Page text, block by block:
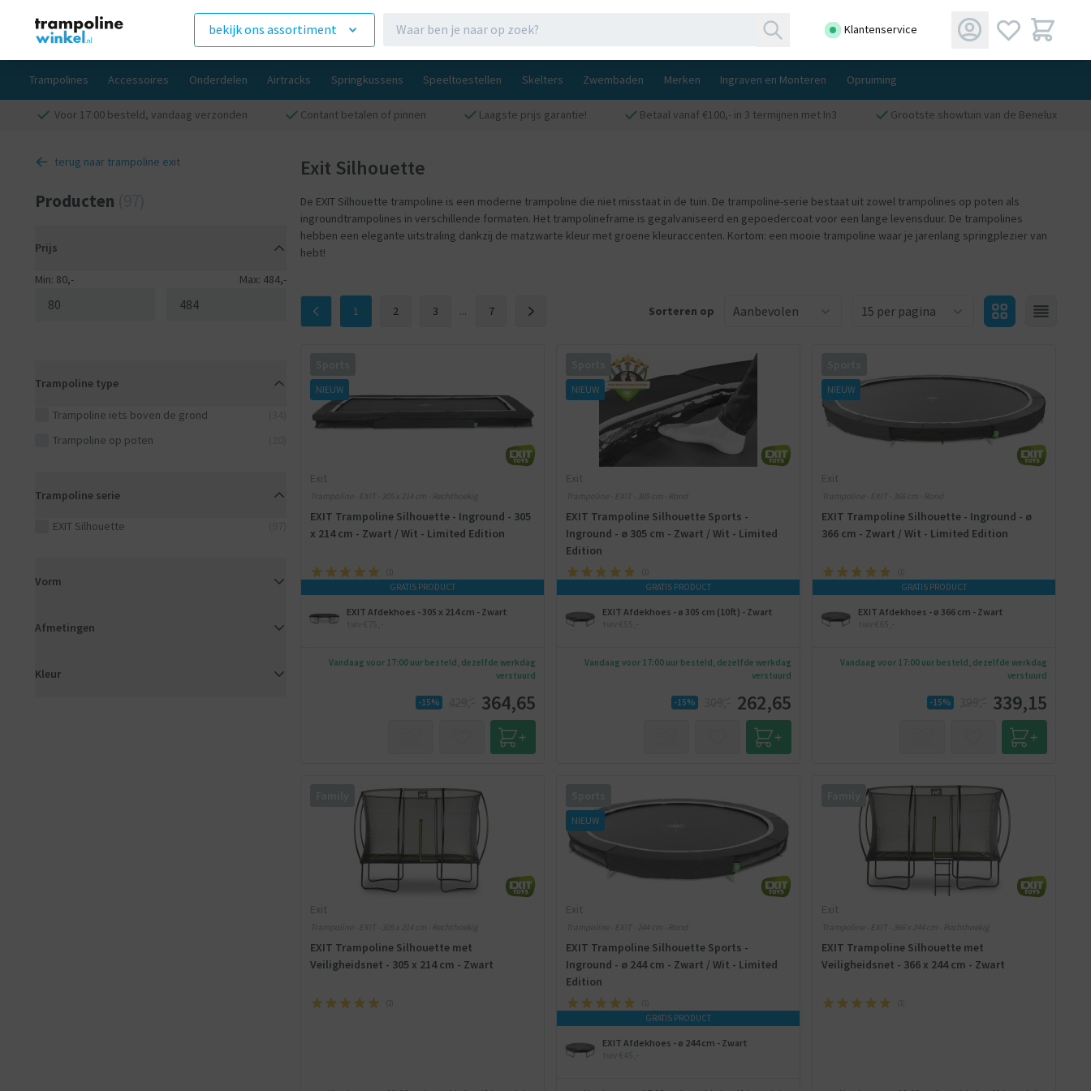
bekijk ons assortiment Klantenservice
Trampolines Accessoires Onderdelen Airtracks Springkussens Speeltoestellen Skelters Zwembaden Merken Ingraven en Monteren Opruiming
Voor 17:00 besteld, vandaag verzonden Contant betalen of pinnen Laagste prijs garantie! Betaal vanaf €100,- in 3 termijnen met In3 Grootste showtuin van de Benelux
terug naar trampoline exit
Producten
Prijs
Min: 80,- Max: 484,-
Trampoline type
Trampoline iets boven de grond
Trampoline op poten
Trampoline serie
EXIT Silhouette
Vorm
Afmetingen
Kleur
Exit Silhouette
De EXIT Silhouette trampoline is een moderne trampoline die niet misstaat in de tuin. De trampoline-serie bestaat uit zowel trampolines op poten als
ingroundtrampolines in verschillende formaten. Het trampolineframe is gegalvaniseerd en gepoedercoat voor een lange levensduur. De trampolines
hebben een elegante uitstraling dankzij de matzwarte kleur met groene kleuraccenten. Kortom: een mooie trampoline waar je jarenlang springplezier van
hebt!
1 2 3 ... 7 Sorteren op
NIEUW
Exit
Trampoline - EXIT - 305 x 214 cm - Rechthoekig
EXIT Trampoline Silhouette - Inground - 305
x 214 cm - Zwart / Wit - Limited Edition
1
GRATIS PRODUCT
EXIT Afdekhoes - 305 x 214 cm - Zwart
Vandaag voor 17:00 uur besteld, dezelfde werkdag
verstuurd
-15% 364,65
NIEUW
Exit
Trampoline - EXIT - 305 cm - Rond
EXIT Trampoline Silhouette Sports -
Inground - ø 305 cm - Zwart / Wit - Limited
Edition
1
GRATIS PRODUCT
EXIT Afdekhoes - ø 305 cm (10ft) - Zwart
Vandaag voor 17:00 uur besteld, dezelfde werkdag
verstuurd
-15% 262,65
NIEUW
Exit
Trampoline - EXIT - 366 cm - Rond
EXIT Trampoline Silhouette - Inground - ø
366 cm - Zwart / Wit - Limited Edition
1
GRATIS PRODUCT
EXIT Afdekhoes - ø 366 cm - Zwart
Vandaag voor 17:00 uur besteld, dezelfde werkdag
verstuurd
-15% 339,15
Exit
Trampoline - EXIT - 305 x 214 cm - Rechthoekig
EXIT Trampoline Silhouette met
Veiligheidsnet - 305 x 214 cm - Zwart
2
NIEUW
Exit
Trampoline - EXIT - 244 cm - Rond
EXIT Trampoline Silhouette Sports -
Inground - ø 244 cm - Zwart / Wit - Limited
Edition
1
GRATIS PRODUCT
EXIT Afdekhoes - ø 244 cm - Zwart
Exit
Trampoline - EXIT - 366 x 244 cm - Rechthoekig
EXIT Trampoline Silhouette met
Veiligheidsnet - 366 x 244 cm - Zwart
1